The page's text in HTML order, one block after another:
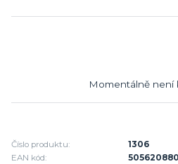
Momentálně není
Číslo produktu:
1306
EAN kód: